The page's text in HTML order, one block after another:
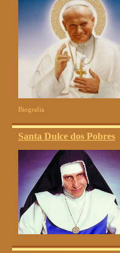
Biografia
Santa Dulce dos Pobres